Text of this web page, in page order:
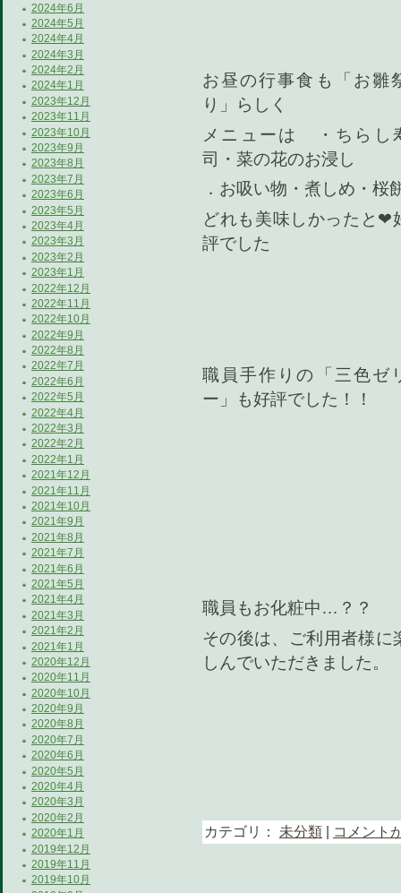
2024年6月
2024年5月
2024年4月
2024年3月
2024年2月
2024年1月
2023年12月
2023年11月
2023年10月
2023年9月
2023年8月
2023年7月
2023年6月
2023年5月
2023年4月
2023年3月
2023年2月
2023年1月
2022年12月
2022年11月
2022年10月
2022年9月
2022年8月
2022年7月
2022年6月
2022年5月
2022年4月
2022年3月
2022年2月
2022年1月
2021年12月
2021年11月
2021年10月
2021年9月
2021年8月
2021年7月
2021年6月
2021年5月
2021年4月
2021年3月
2021年2月
2021年1月
2020年12月
2020年11月
2020年10月
2020年9月
2020年8月
2020年7月
2020年6月
2020年5月
2020年4月
2020年3月
2020年2月
2020年1月
2019年12月
2019年11月
2019年10月
お昼の行事食も「お雛
り」らしく
メニューは ・ちらし
司・菜の花のお浸し
．お吸い物・煮しめ・桜
どれも美味しかったと❤
評でした
職員手作りの「三色ゼ
ー」も好評でした！！
職員もお化粧中…？？
その後は、ご利用者様に
しんでいただきました。
カテゴリ： 未分類 コメント